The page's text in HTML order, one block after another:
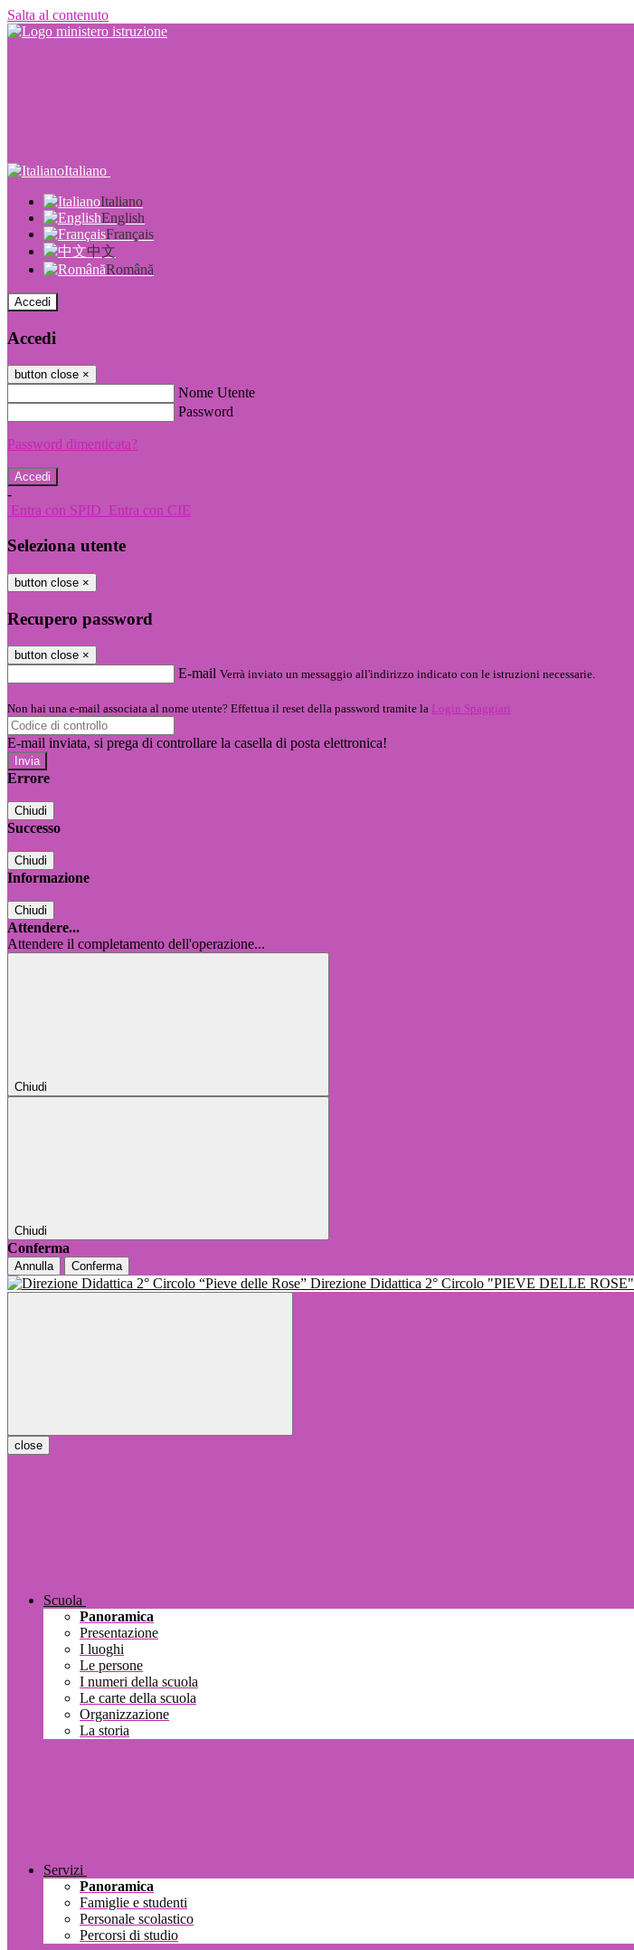
Salta al contenuto
Italiano
Italiano
English
Français
中文
Română
Accedi
Accedi
button close ×
Nome Utente
Password
Password dimenticata?
-
Entra con SPID Entra con CIE
Seleziona utente
button close ×
Recupero password
button close ×
E-mail Verrà inviato un messaggio all'indirizzo indicato con le istruzioni necessarie.
Non hai una e-mail associata al nome utente? Effettua il reset della password tramite la Login Spaggiari
E-mail inviata, si prega di controllare la casella di posta elettronica!
Errore
Chiudi
Successo
Chiudi
Informazione
Chiudi
Attendere...
Attendere il completamento dell'operazione...
Chiudi
Chiudi
Conferma
Annulla Conferma
Direzione Didattica 2° Circolo "PIEVE DELLE ROSE"
close
Scuola
Panoramica
Presentazione
I luoghi
Le persone
I numeri della scuola
Le carte della scuola
Organizzazione
La storia
Servizi
Panoramica
Famiglie e studenti
Personale scolastico
Percorsi di studio